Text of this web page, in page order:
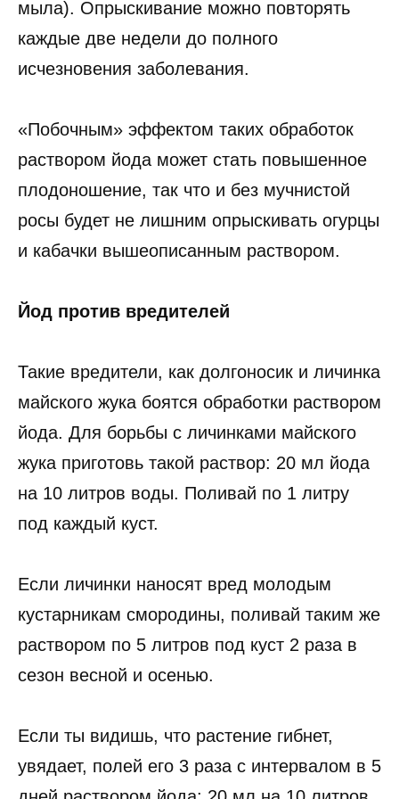
мыла). Опрыскивание можно повторять
каждые две недели до полного
исчезновения заболевания.
«Побочным» эффектом таких обработок
раствором йода может стать повышенное
плодоношение, так что и без мучнистой
росы будет не лишним опрыскивать огурцы
и кабачки вышеописанным раствором.
Йод против вредителей
Такие вредители, как долгоносик и личинка
майского жука боятся обработки раствором
йода. Для борьбы с личинками майского
жука приготовь такой раствор: 20 мл йода
на 10 литров воды. Поливай по 1 литру
под каждый куст.
Если личинки наносят вред молодым
кустарникам смородины, поливай таким же
раствором по 5 литров под куст 2 раза в
сезон весной и осенью.
Если ты видишь, что растение гибнет,
увядает, полей его 3 раза с интервалом в 5